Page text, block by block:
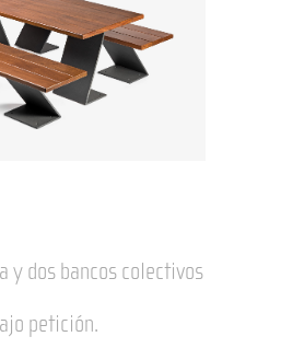
y dos bancos colectivos
petición.